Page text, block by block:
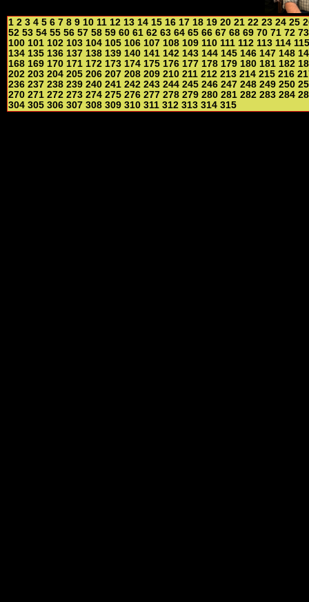
1 2 3 4 5 6 7 8 9 10 11 12 13 14 15 16 17 18 19 20 21 22 23 24 25
52 53 54 55 56 57 58 59 60 61 62 63 64 65 66 67 68 69 70 71 72 73
100 101 102 103 104 105 106 107 108 109 110 111 112 113 114 115
134 135 136 137 138 139 140 141 142 143 144 145 146 147 148
168 169 170 171 172 173 174 175 176 177 178 179 180 181 182
202 203 204 205 206 207 208 209 210 211 212 213 214 215 216
236 237 238 239 240 241 242 243 244 245 246 247 248 249 250
270 271 272 273 274 275 276 277 278 279 280 281 282 283 284
304 305 306 307 308 309 310 311 312 313 314 315